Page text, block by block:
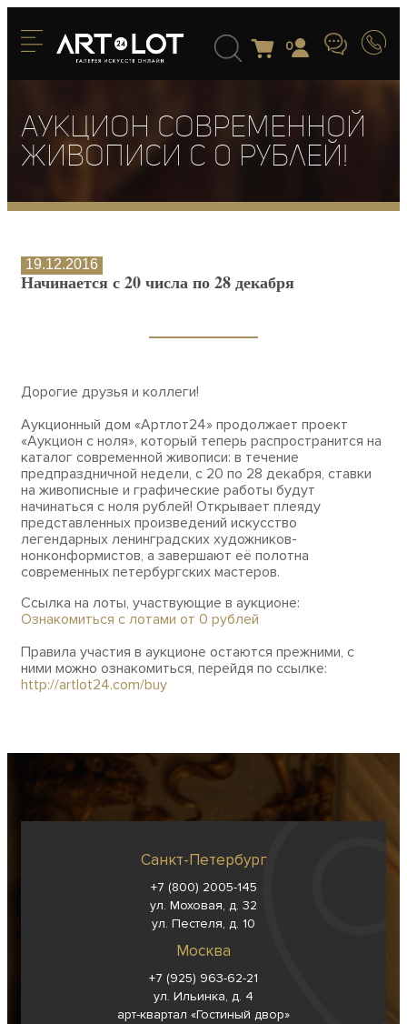
0
Аукцион современной
живописи с 0 рублей!
19.12.2016
Начинается с 20 числа по 28 декабря
Дорогие друзья и коллеги!
Аукционный дом «Артлот24» продолжает проект
«Аукцион с ноля», который теперь распространится на
каталог современной живописи: в течение
предпраздничной недели, с 20 по 28 декабря, ставки
на живописные и графические работы будут
начинаться с ноля рублей! Открывает плеяду
представленных произведений искусство
легендарных ленинградских художников-
нонконформистов, а завершают её полотна
современных петербургских мастеров.
Ссылка на лоты, участвующие в аукционе:
Ознакомиться с лотами от 0 рублей
Правила участия в аукционе остаются прежними, с
ними можно ознакомиться, перейдя по ссылке:
http://artlot24.com/buy
Санкт-Петербург
+7 (800) 2005-145
ул. Моховая, д. 32
ул. Пестеля, д. 10
Москва
+7 (925) 963-62-21
ул. Ильинка, д. 4
арт-квартал «Гостиный двор»